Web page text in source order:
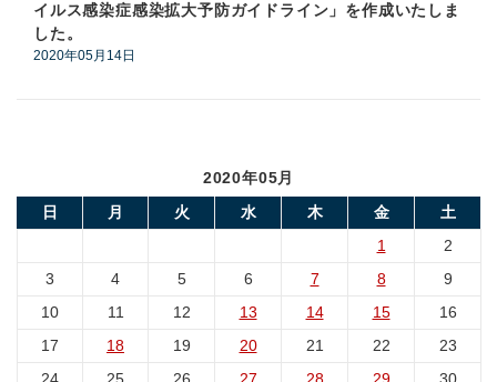
イルス感染症感染拡大予防ガイドライン 」を作成いたしま
した。
2020年05月14日
2020年05月
日
月 火 水 木 金
土
1
2
3
4 5 6 7 8
9
10
11 12 13 14 15
16
17
18 19 20 21 22
23